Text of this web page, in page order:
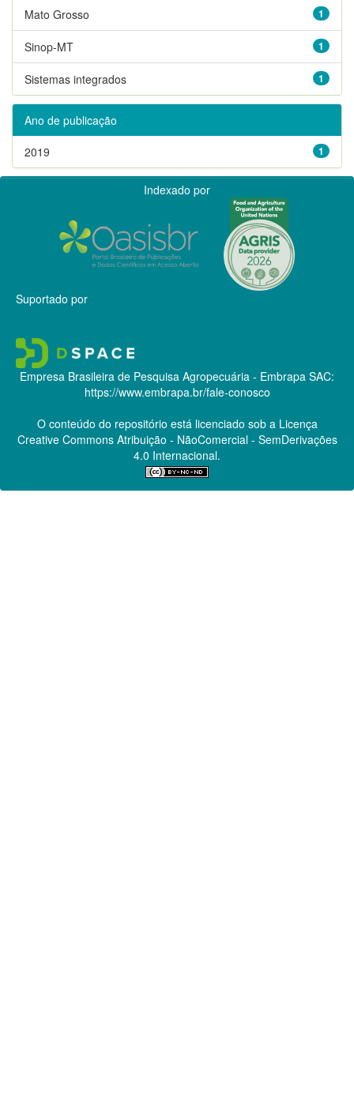
1
Mato Grosso
1
Sinop-MT
1
Sistemas integrados
Ano de publicação
1
2019
Indexado por
Suportado por
Empresa Brasileira de Pesquisa Agropecuária - Embrapa SAC:
https://www.embrapa.br/fale-conosco
O conteúdo do repositório está licenciado sob a Licença
Creative CommonsAtribuição - NãoComercial - SemDerivações
4.0 Internacional.